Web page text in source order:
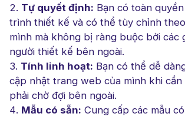
Tự quyết định: Bạn có toàn
trình thiết kế và có thể tùy chỉnh
mình mà không bị ràng buộc bởi các
người thiết kế bên ngoài.
Tính linh hoạt: Bạn có thể dễ
cập nhật trang web của mình khi
phải chờ đợi bên ngoài.
Mẫu có sẵn: Cung cấp các mẫu